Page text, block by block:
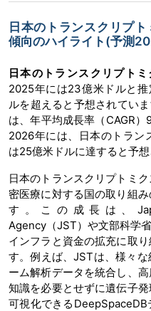
日本のトランスクリプト
傾向のハイライト(予測
日本のトランスクリプト
2025年には23億米ドルと
ルを超えると予想されてい
は、年平均成長率（CAGR）
2026年には、日本のトラン
は25億米ドルに達すると予想
日本のトランスクリプトミ
密医療に対する国の取り組
す。この成長は、
Agency（JST）や文部科学
インフラと資金の拡充に取
す。例えば、JSTは、様々
ーム解析データを統合し、
知識を必要とせずに遺伝子
可視化できるDeepSpaceDB